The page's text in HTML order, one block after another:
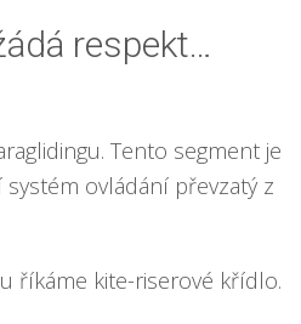
respekt…
Tento segment je
systém ovládání převzatý z
říkáme kite-riserové křídlo.